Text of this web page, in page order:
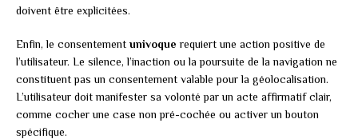
doivent être explicitées.
Enfin, le consentementunivoque requiert une action positive de
l’utilisateur. Le silence, l’inaction ou la poursuite de la navigation ne
constituent pas un consentement valable pour la géolocalisation.
L’utilisateur doit manifester sa volonté par un acte affirmatif clair,
comme cocher une case non pré-cochée ou activer un bouton
spécifique.